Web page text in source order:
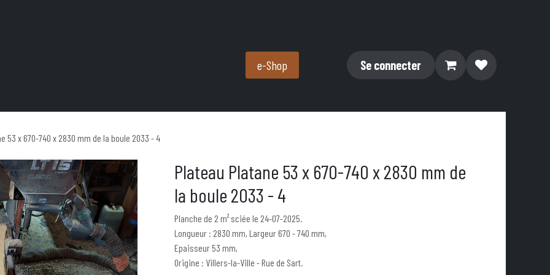
e-Shop Se connecter
53 x 670-740 x 2830 mm de la boule 2033 - 4
Plateau Platane 53 x 670-740 x 2830 mm de
la boule 2033 - 4
Planche de 2 m² sciée le 24-07-2025.
Longueur : 2830 mm, Largeur 670 - 740 mm,
Epaisseur 53 mm,
Origine : Villers-la-Ville - Rue de Sart.